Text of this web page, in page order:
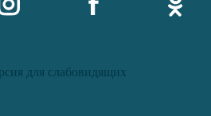
для слабовидящих